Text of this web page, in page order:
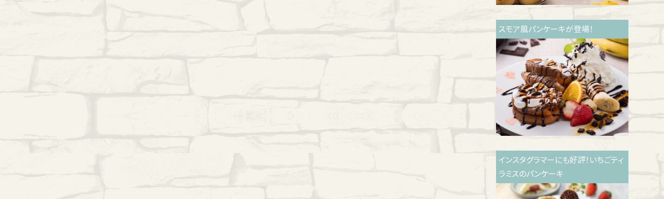
スモア風パンケーキが登場！
インスタグラマーにも好評！いちごティ
ラミスのパンケーキ